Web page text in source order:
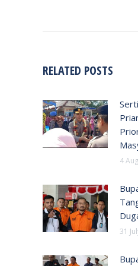
RELATED POSTS
4
31